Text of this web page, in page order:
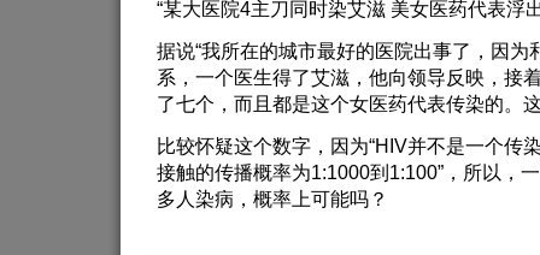
“某大医院4主刀同时染艾滋 美女医药代表浮
据说“我所在的城市最好的医院出事了，因为
系，一个医生得了艾滋，他向领导反映，接
了七个，而且都是这个女医药代表传染的。
比较怀疑这个数字，因为“HIV并不是一个传
接触的传播概率为1:1000到1:100”，所以，
多人染病，概率上可能吗？